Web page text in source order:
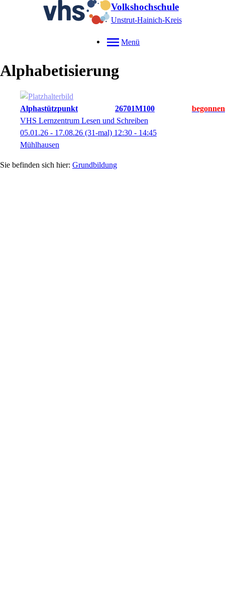
Volkshochschule
Unstrut-Hainich-Kreis
Menü
Alphabetisierung
Alphastützpunkt
26701M100
VHS Lernzentrum Lesen und Schreiben
05.01.26 - 17.08.26 (31-mal) 12:30 - 14:45
Mühlhausen
Grundbildung